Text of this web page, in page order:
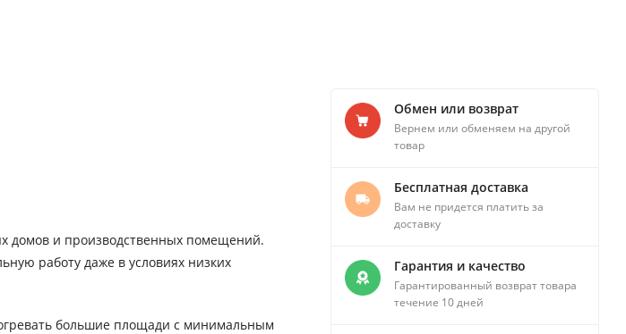
домов и производственных помещений.
работу даже в условиях низких
большие площади с минимальным
Обмен или возврат
Вернем или обменяем на другой
товар
Бесплатная доставка
Вам не придется платить за
доставку
Гарантия и качество
Гарантированный возврат товара
течение 10 дней